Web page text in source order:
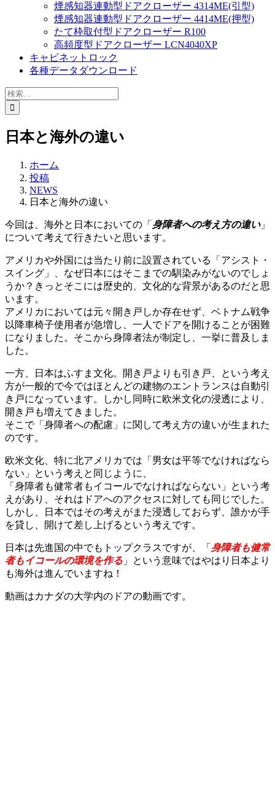
煙感知器連動型ドアクローザー 4314ME(引型)
煙感知器連動型ドアクローザー 4414ME(押型)
たて枠取付型ドアクローザー R100
高頻度型ドアクローザー LCN4040XP
キャビネットロック
各種データダウンロード
検
索
…
日本と海外の違い
ホーム
投稿
NEWS
日本と海外の違い
今回は、海外と日本においての「 身障者への考え方の違い」
について考えて行きたいと思います。
アメリカや外国には当たり前に設置されている「アシスト・
スイング」、なぜ日本にはそこまでの馴染みがないのでしょ
うか？きっとそこには歴史的、文化的な背景があるのだと思
います。
アメリカにおいては元々開き戸しか存在せず、ベトナム戦争
以降車椅子使用者が急増し、一人でドアを開けることが困難
になりました。そこから身障者法が制定し、一挙に普及しま
した。
一方、日本はふすま文化。開き戸よりも引き戸、という考え
方が一般的で今ではほとんどの建物のエントランスは自動引
き戸になっています。しかし同時に欧米文化の浸透により、
開き戸も増えてきました。
そこで「身障者への配慮」に関して考え方の違いが生まれた
のです。
欧米文化、特に北アメリカでは「男女は平等でなければなら
ない」という考えと同じように、
「 身障者も健常者もイコールでなければならない 」という考
えがあり、それはドアへのアクセスに対しても同じでした。
しかし、日本ではその考えがまた浸透しておらず、誰かが手
を貸し、開けて差し上げるという考えです。
日本は先進国の中でもトップクラスですが、「 身障者も健常
者もイコールの環境を作る 」という意味ではやはり日本より
も海外は進んでいますね！
動画はカナダの大学内のドアの動画です。